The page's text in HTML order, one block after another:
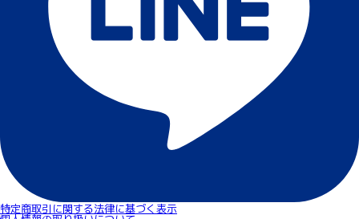
特定商取引に関する法律に基づく表示